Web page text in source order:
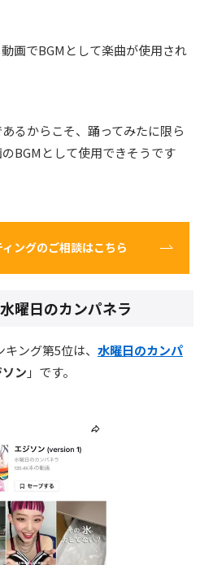
画でBGMとして楽曲が使用され
るからこそ、踊ってみたに限ら
BGMとして使用できそうです
ングのご相談はこちら
水曜日のカンパネラ
キング第5位は、 水曜日のカンパ
ン 」です。